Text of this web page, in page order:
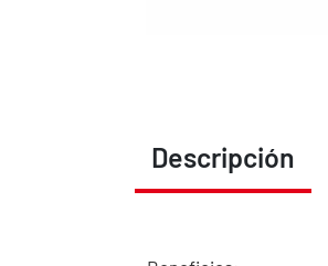
Descripción